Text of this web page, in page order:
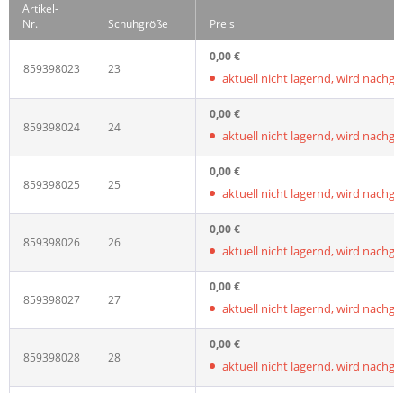
Artikel-
Nr.
Schuhgröße Preis
859398023 23
0,00 €
aktuell nicht lagernd, wird
859398024 24
0,00 €
aktuell nicht lagernd, wird
859398025 25
0,00 €
aktuell nicht lagernd, wird
859398026 26
0,00 €
aktuell nicht lagernd, wird
859398027 27
0,00 €
aktuell nicht lagernd, wird
859398028 28
0,00 €
aktuell nicht lagernd, wird